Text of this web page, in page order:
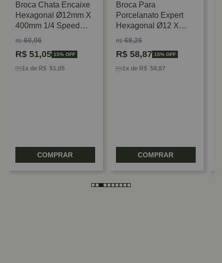
Broca Chata Encaixe
Hexagonal Ø12mm X
400mm 1/4 Speed
Bosch
R$60,06
R$ 51,05 15% OFF
1x de R$ 51,05
COMPRAR
Broca Para
Porcelanato Expert
Hexagonal Ø12 X
90mm Bosch
R$69,26
R$ 58,87 15% OFF
1x de R$ 58,87
COMPRAR